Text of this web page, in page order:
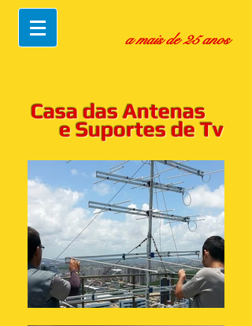
a mais de 25 anos
Casa das Antenas
e Suportes de Tv